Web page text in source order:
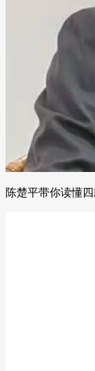
陈楚平带你读懂